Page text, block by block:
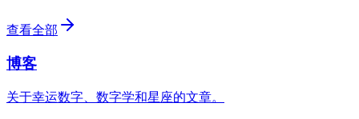
查看全部
博客
关于幸运数字、数字学和星座的文章。